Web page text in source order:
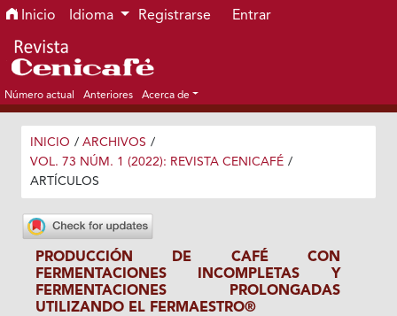
Ir al menú de navegación principal
Ir al contenido principal
Ir al pie de página del sitio
Inicio Idioma Registrarse Entrar
Número actual Anteriores Acerca de
INICIO / ARCHIVOS /
VOL. 73 NÚM. 1 (2022): REVISTA CENICAFÉ /
ARTÍCULOS
PRODUCCIÓN DE CAFÉ CON
FERMENTACIONES INCOMPLETAS Y
FERMENTACIONES PROLONGADAS
UTILIZANDO EL FERMAESTRO®